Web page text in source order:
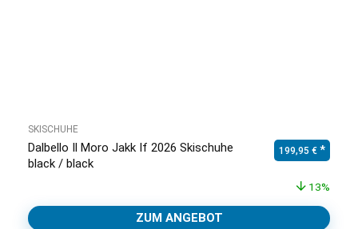
SKISCHUHE
Dalbello Il Moro Jakk If 2026 Skischuhe
black / black
Ursprünglicher
199,95 €
13%
ZUM ANGEBOT